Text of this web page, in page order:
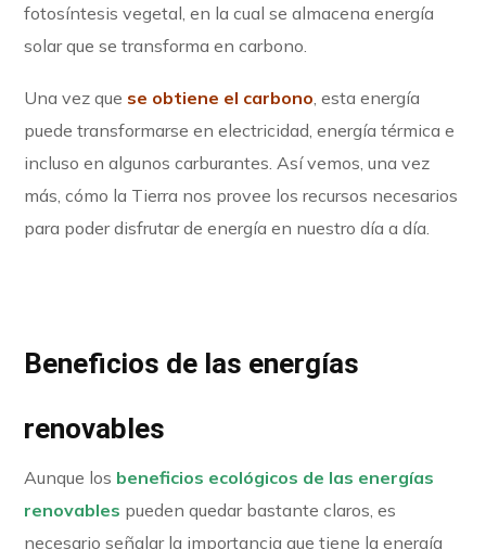
fotosíntesis vegetal, en la cual se almacena energía
solar que se transforma en carbono.
Una vez que se obtiene el carbono , esta energía
puede transformarse en electricidad, energía térmica e
incluso en algunos carburantes. Así vemos, una vez
más, cómo la Tierra nos provee los recursos necesarios
para poder disfrutar de energía en nuestro día a día.
Beneficios de las energías
renovables
Aunque los beneficios ecológicos de las energías
renovables pueden quedar bastante claros, es
necesario señalar la importancia que tiene la energía